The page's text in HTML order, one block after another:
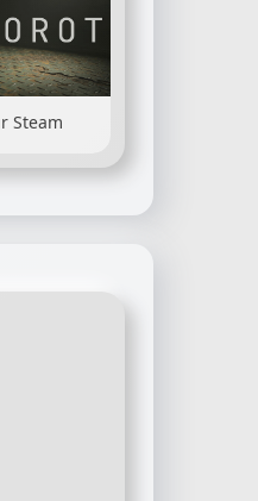
Steam